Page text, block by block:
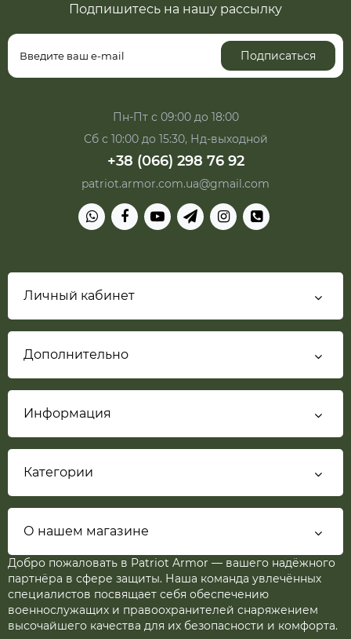
Подпишитесь на нашу рассылку
Подписаться
Пн-Пт с 09:00 до 18:00
Сб с 10:00 до 15:30, Нд-выходной
+38 (066) 298 76 92
patriot.armor.com.ua@gmail.com
Личный кабинет
Дополнительно
Информация
Категории
О нашем магазине
Добро пожаловать в Patriot Armor — вашего надёжного
партнёра в сфере защиты. Наша команда увлечённых
специалистов посвящает себя обеспечению
военнослужащих и правоохранителей снаряжением
высочайшего качества для их безопасности и комфорта.